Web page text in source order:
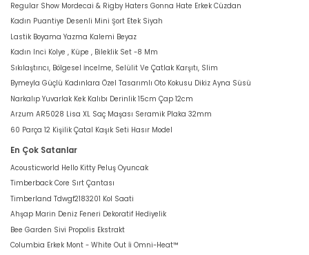
Regular Show Mordecai & Rigby Haters Gonna Hate Erkek Cüzdan
Kadın Puantiye Desenli Mini Şort Etek Siyah
Lastik Boyama Yazma Kalemi Beyaz
Kadın Inci Kolye , Küpe , Bileklik Set -8 Mm
Sıkılaştırıcı, Bölgesel İncelme, Selülit Ve Çatlak Karşıtı, Slim
Bymeyla Güçlü Kadınlara Özel Tasarımlı Oto Kokusu Dikiz Ayna Süsü
Narkalıp Yuvarlak Kek Kalıbı Derinlik 15cm Çap 12cm
Arzum AR5028 Lisa XL Saç Maşası Seramik Plaka 32mm
60 Parça 12 Kişilik Çatal Kaşık Seti Hasır Model
En Çok Satanlar
Acousticworld Hello Kitty Peluş Oyuncak
Timberback Core Sırt Çantası
Timberland Tdwgf2183201 Kol Saati
Ahşap Marin Deniz Feneri Dekoratif Hediyelik
Bee Garden Sivi Propolis Ekstrakt
Columbia Erkek Mont - White Out İi Omni-Heat™